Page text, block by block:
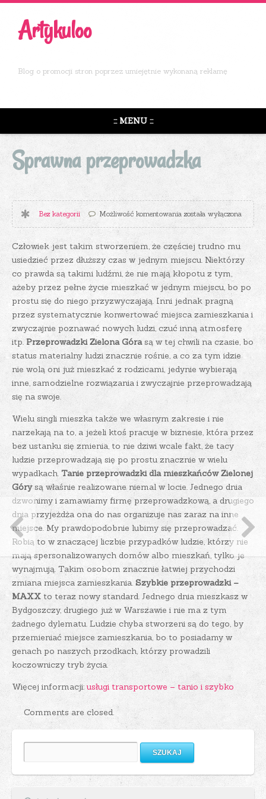
Artykuloo
Blog o promocji stron poprzez umiejętnie wykonaną reklamę
::: MENU :::
Sprawna przeprowadzka
Bez kategorii Możliwość komentowaniaSprawna przeprowadzka
została wyłączona
Człowiek jest takim stworzeniem, że częściej trudno mu
usiedzieć przez dłuższy czas w jednym miejscu. Niektórzy
co prawda są takimi ludźmi, że nie mają kłopotu z tym,
ażeby przez pełne życie mieszkać w jednym miejscu, bo po
prostu się do niego przyzwyczajają. Inni jednak pragną
przez systematycznie konwertować miejsca zamieszkania i
zwyczajnie poznawać nowych ludzi, czuć inną atmosferę
itp. Przeprowadzki Zielona Górasą w tej chwili na czasie, bo
status materialny ludzi znacznie rośnie, a co za tym idzie
nie wolą oni już mieszkać z rodzicami, jedynie wybierają
inne, samodzielne rozwiązania i zwyczajnie przeprowadzają
się na swoje.
Wielu singli mieszka także we własnym zakresie i nie
narzekają na to, a jeżeli ktoś pracuje w biznesie, która przez
bez ustanku się zmienia, to nie dziwi wcale fakt, że tacy
ludzie przeprowadzają się po prostu znacznie w wielu
wypadkach. Tanie przeprowadzki dla mieszkańców Zielonej
Górysą właśnie realizowane niemal w locie. Jednego dnia
dzwonimy i zamawiamy firmę przeprowadzkową, a drugiego
dnia przyjeżdża ona do nas organizuje nas zaraz na inne
miejsce. My prawdopodobnie lubimy się przeprowadzać.
Robią to w znaczącej liczbie przypadków ludzie, którzy nie
mają spersonalizowanych domów albo mieszkań, tylko je
wynajmują. Takim osobom znacznie łatwiej przychodzi
zmiana miejsca zamieszkania. Szybkie przeprowadzki –
MAXX to teraz nowy standard. Jednego dnia mieszkasz w
Bydgoszczy, drugiego już w Warszawie i nie ma z tym
żadnego dylematu. Ludzie chyba stworzeni są do tego, by
przemieniać miejsce zamieszkania, bo to posiadamy w
genach po naszych przodkach, którzy prowadzili
koczowniczy tryb życia.
Więcej informacji:usługi transportowe – tanio i szybko
Comments are closed.